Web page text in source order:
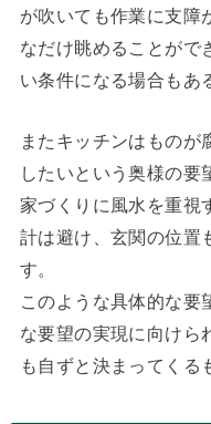
が吹いても作業に支障
なだけ眺めることがで
い条件になる場合もあ
またキッチンはものが
したいという奥様の要
家づくりに風水を重視
計は避け、玄関の位置
す。
このような具体的な要
な要望の実現に向けら
も自ずと決まってくる